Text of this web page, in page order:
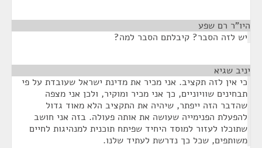
היו"ר רם שפע
יש לזה הסבר? קיבלתם הסבר למה?
יניב שגיא
כי אין לזה תקציב. אני מכיר את מדינת ישראל שעובדת על פי
תבחינים שוויוניים, כך אני מכיר ומוקיר, ולכן אני מצפה
שהדבר הזה ייפתר, שיהיה את התקציב הלא מאוד גדול
להפעלת הפנימייה שעושה את אותה פעולה. בזה אני חושב
שתוכלו לעזור למוסד היחיד שפיתח תוכנית למנהיגות לחיים
משותפים, שכל כך נדרשת לעתיד שלנו.